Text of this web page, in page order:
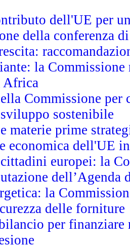
dell'UE per
della conferenza
la
Africa
Commissione
sostenibile
materie prime
economica dell'UE
europei: la
la
delle forniture
per finanziare